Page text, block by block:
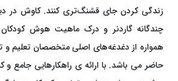
زندگی کردن جای قشنگ‌تری کنند. کاوش در
چندگانه گاردنر و درک ماهیت هوش
همواره از دغدغه‌های اصلی متخصصان تعلیم و
حاضر می باشد. با ارائه ی راهکارهایی جامع و